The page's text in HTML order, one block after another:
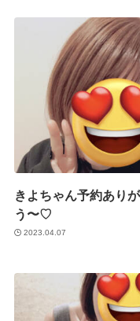
きよちゃん予約あり
う〜♡
2023.04.07